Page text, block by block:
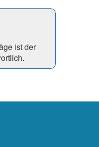
ist der